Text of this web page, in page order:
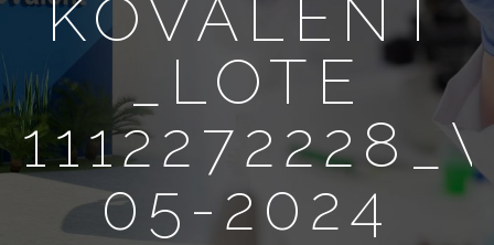
KOVALENT
_LOTE
05-2024